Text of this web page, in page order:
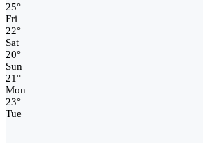
25°
Fri
22°
Sat
20°
Sun
21°
Mon
23°
Tue